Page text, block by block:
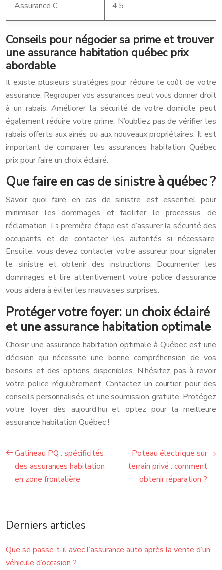
Assurance C 4.5
Conseils pour négocier sa prime et trouver
une assurance habitation québec prix
abordable
Il existe plusieurs stratégies pour réduire le coût de votre
assurance. Regrouper vos assurances peut vous donner droit
à un rabais. Améliorer la sécurité de votre domicile peut
également réduire votre prime. N’oubliez pas de vérifier les
rabais offerts aux aînés ou aux nouveaux propriétaires. Il est
important de comparer les assurances habitation Québec
prix pour faire un choix éclairé.
Que faire en cas de sinistre à québec ?
Savoir quoi faire en cas de sinistre est essentiel pour
minimiser les dommages et faciliter le processus de
réclamation. La première étape est d’assurer la sécurité des
occupants et de contacter les autorités si nécessaire.
Ensuite, vous devez contacter votre assureur pour signaler
le sinistre et obtenir des instructions. Documenter les
dommages et lire attentivement votre police d’assurance
vous aidera à éviter les mauvaises surprises.
Protéger votre foyer: un choix éclairé
et une assurance habitation optimale
Choisir une assurance habitation optimale à Québec est une
décision qui nécessite une bonne compréhension de vos
besoins et des options disponibles. N’hésitez pas à revoir
votre police régulièrement. Contactez un courtier pour des
conseils personnalisés et une soumission gratuite. Protégez
votre foyer dès aujourd’hui et optez pour la meilleure
assurance habitation Québec !
Gatineau PQ : spécificités
des assurances habitation
en zone frontalière
Poteau électrique sur
terrain privé : comment
obtenir réparation ?
Derniers articles
Que se passe-t-il avec l’assurance auto après la vente d’un
véhicule d’occasion ?